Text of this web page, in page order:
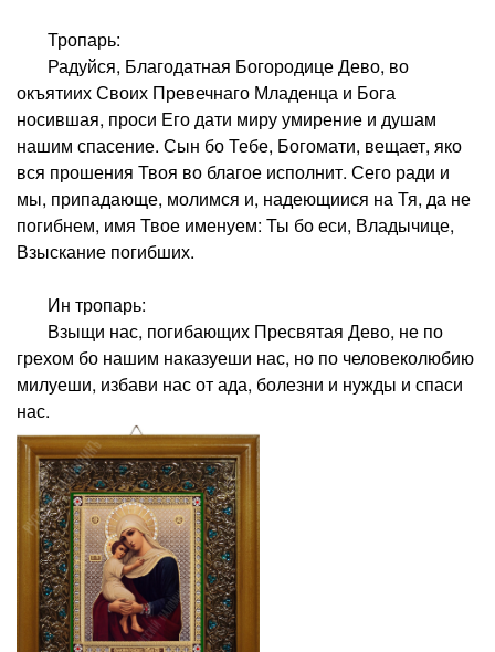
Тропарь:
Радуйся, Благодатная Богородице Дево, во
окъятиих Своих Превечнаго Младенца и Бога
носившая, проси Его дати миру умирение и душам
нашим спасение. Сын бо Тебе, Богомати, вещает, яко
вся прошения Твоя во благое исполнит. Сего ради и
мы, припадающе, молимся и, надеющиися на Тя, да не
погибнем, имя Твое именуем: Ты бо еси, Владычице,
Взыскание погибших.
Ин тропарь:
Взыщи нас, погибающих Пресвятая Дево, не по
грехом бо нашим наказуеши нас, но по человеколюбию
милуеши, избави нас от ада, болезни и нужды и спаси
нас.